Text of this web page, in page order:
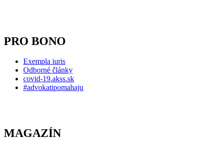
PRO BONO
Exempla iuris
Odborné články
covid-19.akss.sk
#advokatipomahaju
MAGAZÍN